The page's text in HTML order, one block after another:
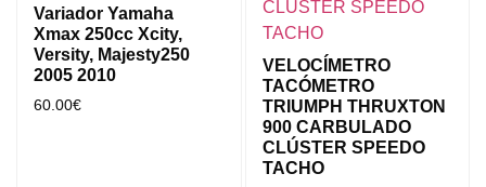
Variador Yamaha
Xmax 250cc Xcity,
Versity, Majesty250
2005 2010
60.00€
VELOCÍMETRO
TACÓMETRO
TRIUMPH THRUXTON
900 CARBULADO
CLÚSTER SPEEDO
TACHO